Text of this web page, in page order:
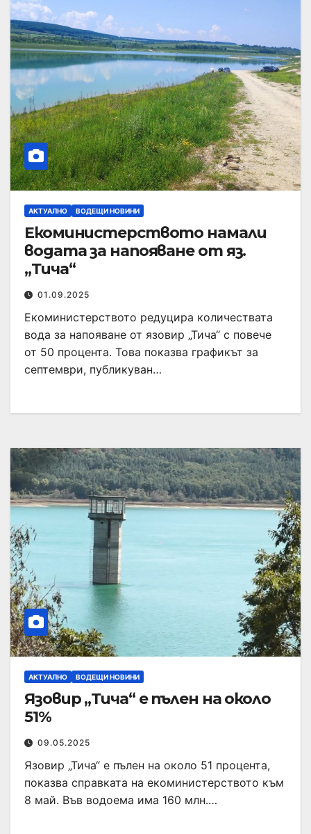
АКТУАЛНО ВОДЕЩИ НОВИНИ
Екоминистерството намали
водата за напояване от яз.
„Тича“
01.09.2025
Екоминистерството редуцира количествата
вода за напояване от язовир „Тича“ с повече
от 50 процента. Това показва графикът за
септември, публикуван…
АКТУАЛНО ВОДЕЩИ НОВИНИ
Язовир „Тича“ е пълен на около
51%
09.05.2025
Язовир „Тича“ е пълен на около 51 процента,
показва справката на екоминистерството към
8 май. Във водоема има 160 млн.…